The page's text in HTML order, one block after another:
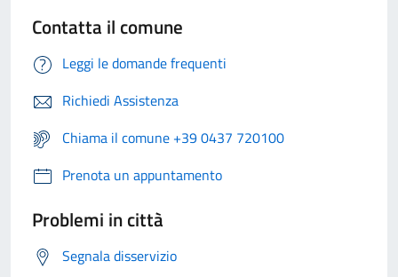
Contatta il comune
Leggi le domande frequenti
Richiedi Assistenza
Chiama il comune +39 0437 720100
Prenota un appuntamento
Problemi in città
Segnala disservizio